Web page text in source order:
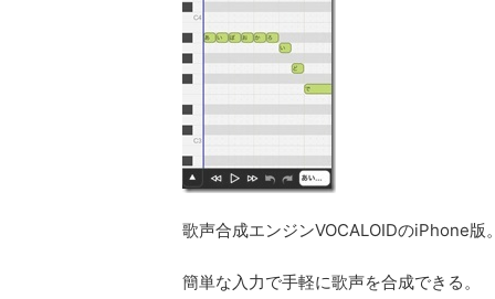
歌声合成エンジンVOCALOIDのiPhone版。
簡単な入力で手軽に歌声を合成できる。